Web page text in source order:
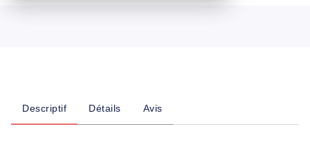
Descriptif Détails Avis